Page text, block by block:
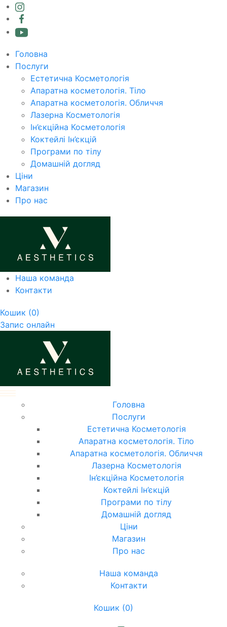
Головна
Послуги
Естетична Косметологія
Апаратна косметологія. Тіло
Апаратна косметологія. Обличчя
Лазерна Косметологія
Ін’єкційна Косметологія
Коктейлі Ін’єкцій
Програми по тілу
Домашній догляд
Ціни
Магазин
Про нас
Наша команда
Контакти
Кошик (0)
Запис онлайн
Головна
Послуги
Естетична Косметологія
Апаратна косметологія. Тіло
Апаратна косметологія. Обличчя
Лазерна Косметологія
Ін’єкційна Косметологія
Коктейлі Ін’єкцій
Програми по тілу
Домашній догляд
Ціни
Магазин
Про нас
Наша команда
Контакти
Кошик (0)